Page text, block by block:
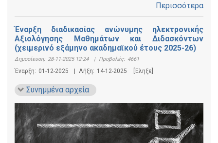
Περισσότερα
Έναρξη διαδικασίας ανώνυμης ηλεκτρονικής
Αξιολόγησης Μαθημάτων και Διδασκόντων
(χειμερινό εξάμηνο ακαδημαϊκού έτους 2025-26)
Δημοσίευση: 28-11-2025 12:24 | Προβολές: 4661
Έναρξη: 01-12-2025 Λήξη: 14-12-2025 [Έληξε]
Συνημμένα αρχεία